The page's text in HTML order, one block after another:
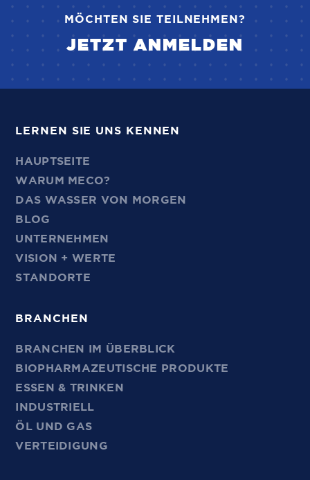
MÖCHTEN SIE TEILNEHMEN?
JETZT ANMELDEN
LERNEN SIE UNS KENNEN
HAUPTSEITE
WARUM MECO?
DAS WASSER VON MORGEN
BLOG
UNTERNEHMEN
VISION + WERTE
STANDORTE
BRANCHEN
BRANCHEN IM ÜBERBLICK
BIOPHARMAZEUTISCHE PRODUKTE
ESSEN & TRINKEN
INDUSTRIELL
ÖL UND GAS
VERTEIDIGUNG